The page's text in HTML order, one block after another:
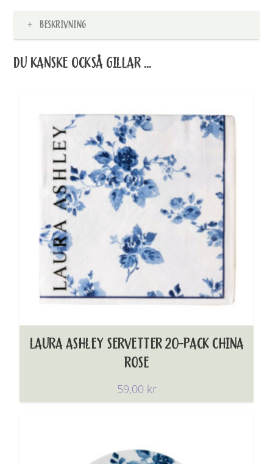
BESKRIVNING
DU KANSKE OCKSÅ GILLAR …
LAURA ASHLEY SERVETTER 20-PACK CHINA
ROSE
59,00 kr